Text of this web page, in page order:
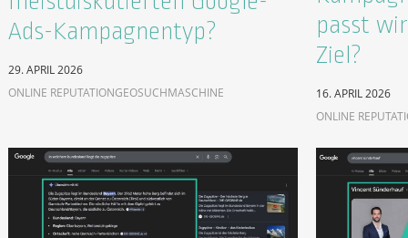
Ads-Kampagnentyp?
29. APRIL 2026
ONLINE REPUTATIONGEOSUCHMASCHINE
passt
Ziel?
16. APRIL 2026
ONLINE